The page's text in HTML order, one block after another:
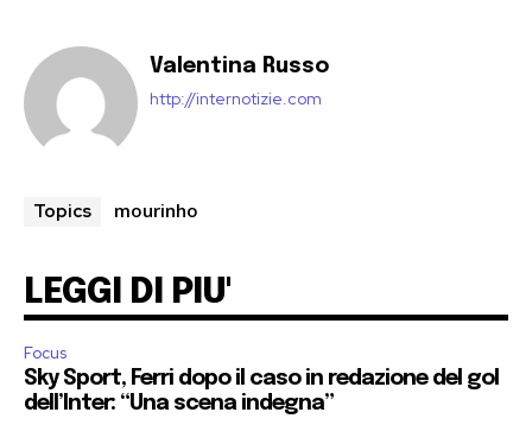
Valentina Russo
http://internotizie.com
Topics mourinho
LEGGI DI PIU'
Focus
Sky Sport, Ferri dopo il caso in redazione del gol
dell’Inter: “Una scena indegna”